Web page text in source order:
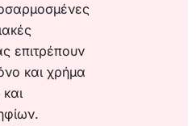
επιτρέπουν
και χρήμα